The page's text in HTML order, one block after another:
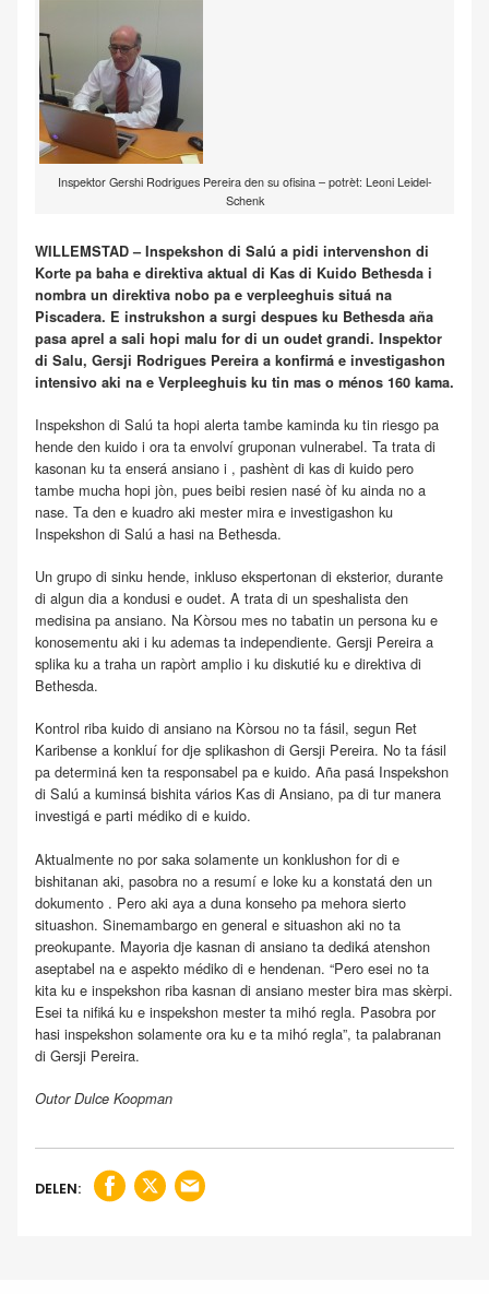
Inspektor Gershi Rodrigues Pereira den su ofisina – potrèt: Leoni Leidel-
Schenk
WILLEMSTAD – Inspekshon di Salú a pidi intervenshon di
Korte pa baha e direktiva aktual di Kas di Kuido Bethesda i
nombra un direktiva nobo pa e verpleeghuis situá na
Piscadera. E instrukshon a surgi despues ku Bethesda aña
pasa aprel a sali hopi malu for di un oudet grandi. Inspektor
di Salu, Gersji Rodrigues Pereira a konfirmá e investigashon
intensivo aki na e Verpleeghuis ku tin mas o ménos 160 kama.
Inspekshon di Salú ta hopi alerta tambe kaminda ku tin riesgo pa
hende den kuido i ora ta envolví gruponan vulnerabel. Ta trata di
kasonan ku ta enserá ansiano i , pashènt di kas di kuido pero
tambe mucha hopi jòn, pues beibi resien nasé òf ku ainda no a
nase. Ta den e kuadro aki mester mira e investigashon ku
Inspekshon di Salú a hasi na Bethesda.
Un grupo di sinku hende, inkluso ekspertonan di eksterior, durante
di algun dia a kondusi e oudet. A trata di un speshalista den
medisina pa ansiano. Na Kòrsou mes no tabatin un persona ku e
konosementu aki i ku ademas ta independiente. Gersji Pereira a
splika ku a traha un rapòrt amplio i ku diskutié ku e direktiva di
Bethesda.
Kontrol riba kuido di ansiano na Kòrsou no ta fásil, segun Ret
Karibense a konkluí for dje splikashon di Gersji Pereira. No ta fásil
pa determiná ken ta responsabel pa e kuido. Aña pasá Inspekshon
di Salú a kuminsá bishita vários Kas di Ansiano, pa di tur manera
investigá e parti médiko di e kuido.
Aktualmente no por saka solamente un konklushon for di e
bishitanan aki, pasobra no a resumí e loke ku a konstatá den un
dokumento . Pero aki aya a duna konseho pa mehora sierto
situashon. Sinemambargo en general e situashon aki no ta
preokupante. Mayoria dje kasnan di ansiano ta dediká atenshon
aseptabel na e aspekto médiko di e hendenan. “Pero esei no ta
kita ku e inspekshon riba kasnan di ansiano mester bira mas skèrpi.
Esei ta nifiká ku e inspekshon mester ta mihó regla. Pasobra por
hasi inspekshon solamente ora ku e ta mihó regla”, ta palabranan
di Gersji Pereira.
Outor Dulce Koopman
DELEN: